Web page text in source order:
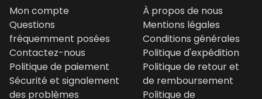
Mon compte
Questions
fréquemment posées
Contactez-nous
Politique de paiement
Sécurité et signalement
des problèmes
À propos de nous
Mentions légales
Conditions générales
Politique d'expédition
Politique de retour et
de remboursement
Politique de